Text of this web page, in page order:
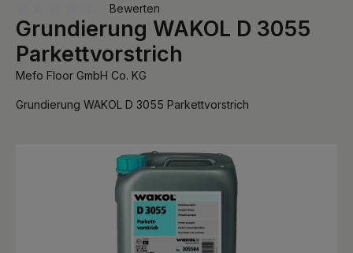
Durchschnittliche Bewertung von 0 von 5 Sternen
Bewerten
Grundierung WAKOL D 3055
Parkettvorstrich
Mefo Floor GmbH Co. KG
Grundierung WAKOL D 3055 Parkettvorstrich
Bildergalerie überspringen